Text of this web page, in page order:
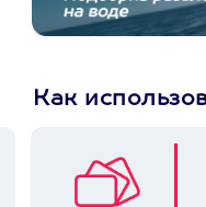
Как